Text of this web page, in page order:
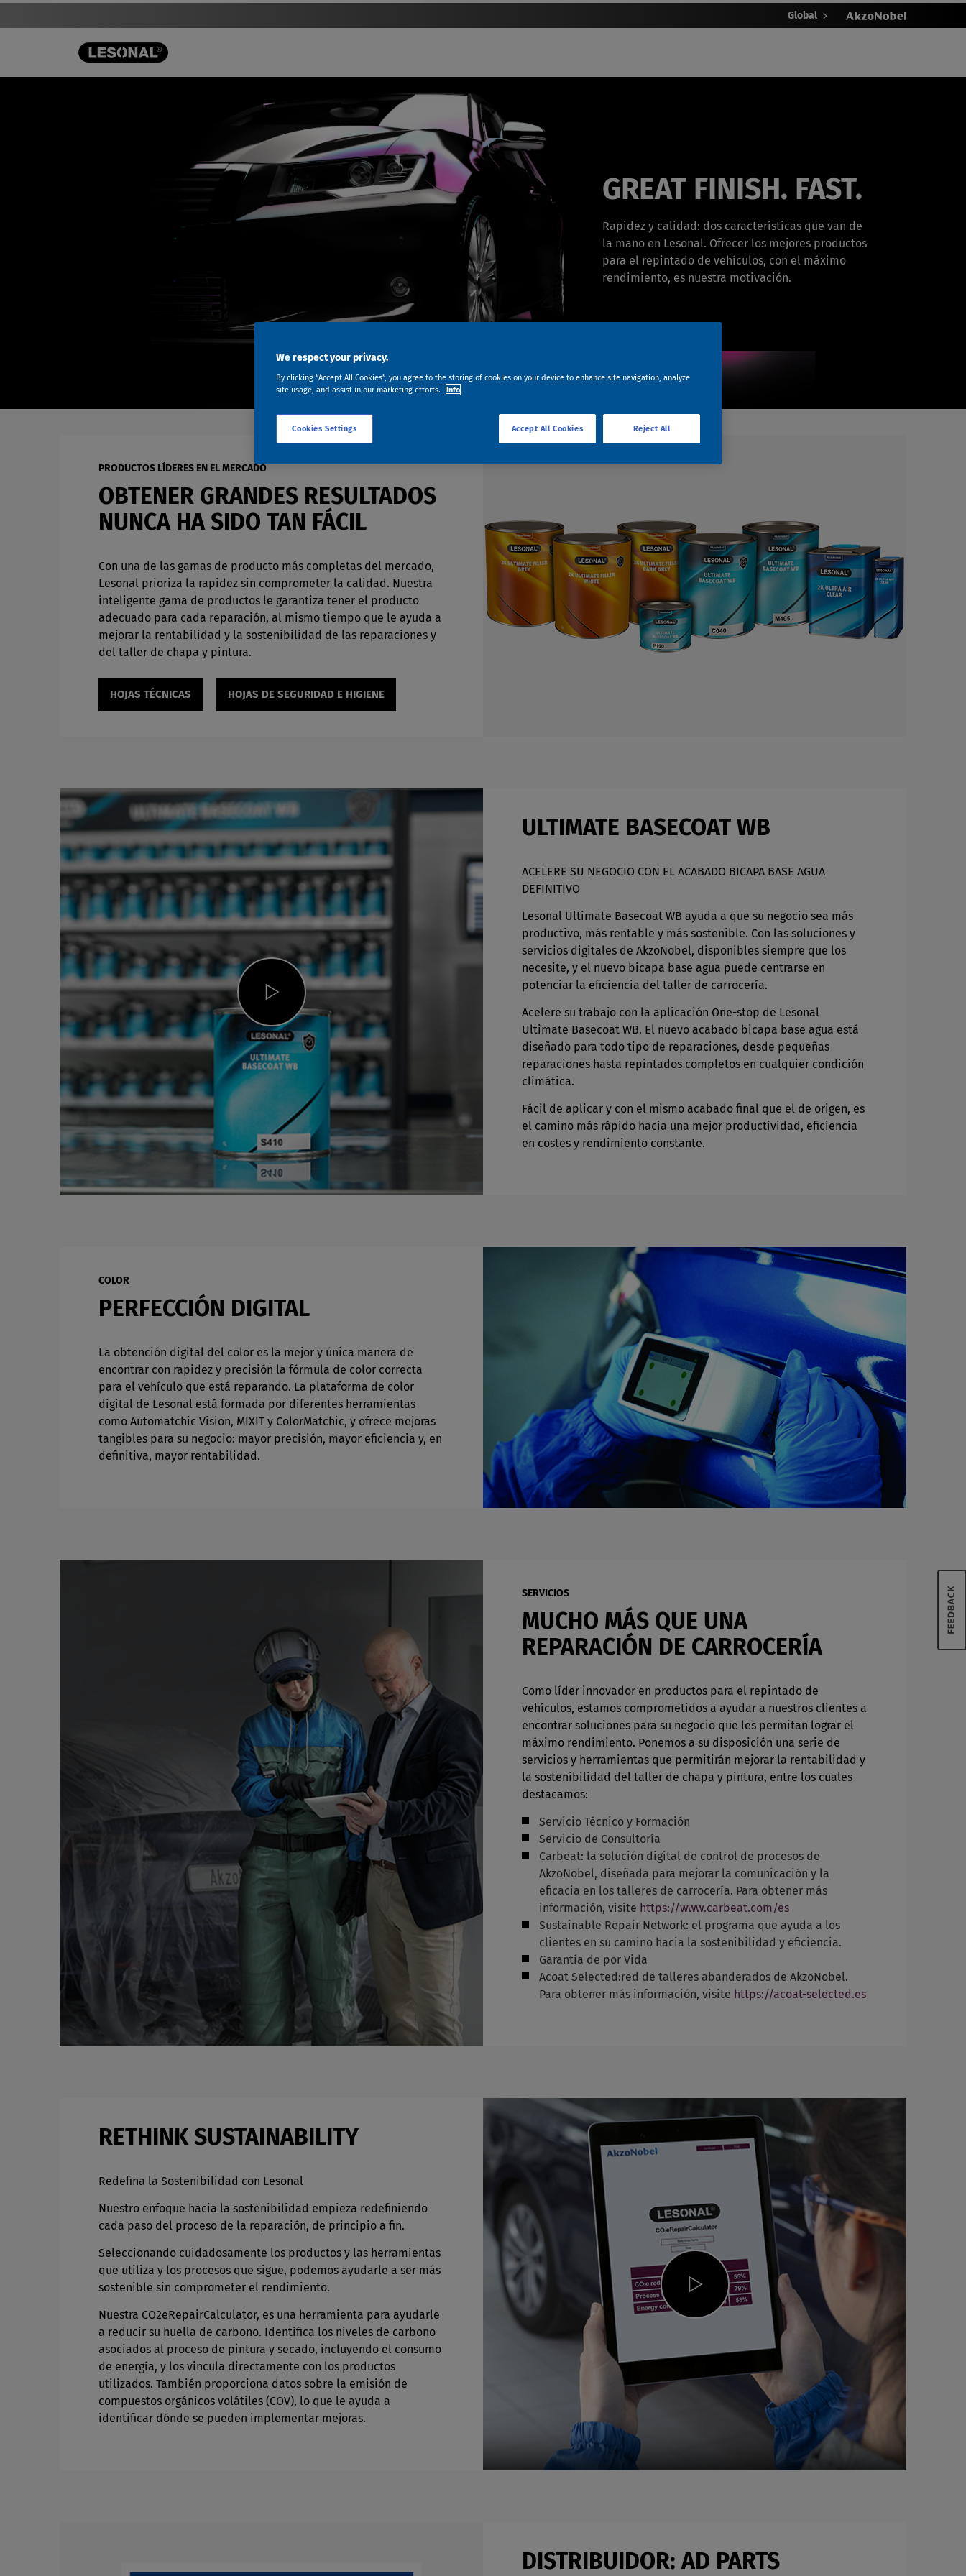
Global
GREAT FINISH. FAST.
Rapidez y calidad: dos características que van de
la mano en Lesonal. Ofrecer los mejores productos
para el repintado de vehículos, con el máximo
rendimiento, es nuestra motivación.
PRODUCTOS LÍDERES EN EL MERCADO
OBTENER GRANDES RESULTADOS
NUNCA HA SIDO TAN FÁCIL
Con una de las gamas de producto más completas del mercado,
Lesonal prioriza la rapidez sin comprometer la calidad. Nuestra
inteligente gama de productos le garantiza tener el producto
adecuado para cada reparación, al mismo tiempo que le ayuda a
mejorar la rentabilidad y la sostenibilidad de las reparaciones y
del taller de chapa y pintura.
HOJAS TÉCNICAS HOJAS DE SEGURIDAD E HIGIENE
Play
ULTIMATE BASECOAT WB
ACELERE SU NEGOCIO CON EL ACABADO BICAPA BASE AGUA
DEFINITIVO
Lesonal Ultimate Basecoat WB ayuda a que su negocio sea más
productivo, más rentable y más sostenible. Con las soluciones y
servicios digitales de AkzoNobel, disponibles siempre que los
necesite, y el nuevo bicapa base agua puede centrarse en
potenciar la eficiencia del taller de carrocería.
Acelere su trabajo con la aplicación One-stop de Lesonal
Ultimate Basecoat WB. El nuevo acabado bicapa base agua está
diseñado para todo tipo de reparaciones, desde pequeñas
reparaciones hasta repintados completos en cualquier condición
climática.
Fácil de aplicar y con el mismo acabado final que el de origen, es
el camino más rápido hacia una mejor productividad, eficiencia
en costes y rendimiento constante.
COLOR
PERFECCIÓN DIGITAL
La obtención digital del color es la mejor y única manera de
encontrar con rapidez y precisión la fórmula de color correcta
para el vehículo que está reparando. La plataforma de color
digital de Lesonal está formada por diferentes herramientas
como Automatchic Vision, MIXIT y ColorMatchic, y ofrece mejoras
tangibles para su negocio: mayor precisión, mayor eficiencia y, en
definitiva, mayor rentabilidad.
SERVICIOS
MUCHO MÁS QUE UNA
REPARACIÓN DE CARROCERÍA
Como líder innovador en productos para el repintado de
vehículos, estamos comprometidos a ayudar a nuestros clientes a
encontrar soluciones para su negocio que les permitan lograr el
máximo rendimiento. Ponemos a su disposición una serie de
servicios y herramientas que permitirán mejorar la rentabilidad y
la sostenibilidad del taller de chapa y pintura, entre los cuales
destacamos:
Servicio Técnico y Formación
Servicio de Consultoría
Carbeat: la solución digital de control de procesos de
AkzoNobel, diseñada para mejorar la comunicación y la
eficacia en los talleres de carrocería. Para obtener más
información, visite https://www.carbeat.com/es
Sustainable Repair Network: el programa que ayuda a los
clientes en su camino hacia la sostenibilidad y eficiencia.
Garantía de por Vida
Acoat Selected:red de talleres abanderados de AkzoNobel.
Para obtener más información, visite https://acoat-selected.es
RETHINK SUSTAINABILITY
Redefina la Sostenibilidad con Lesonal
Nuestro enfoque hacia la sostenibilidad empieza redefiniendo
cada paso del proceso de la reparación, de principio a fin.
Seleccionando cuidadosamente los productos y las herramientas
que utiliza y los procesos que sigue, podemos ayudarle a ser más
sostenible sin comprometer el rendimiento.
Nuestra CO2eRepairCalculator, es una herramienta para ayudarle
a reducir su huella de carbono. Identifica los niveles de carbono
asociados al proceso de pintura y secado, incluyendo el consumo
de energía, y los vincula directamente con los productos
utilizados. También proporciona datos sobre la emisión de
compuestos orgánicos volátiles (COV), lo que le ayuda a
identificar dónde se pueden implementar mejoras.
DISTRIBUIDOR: AD PARTS
We respect your privacy.
By clicking “Accept All Cookies”, you agree to the storing of cookies on your device to enhance site navigation, analyze
site usage, and assist in our marketing efforts.
Info
Cookies Settings Reject All
Accept All Cookies